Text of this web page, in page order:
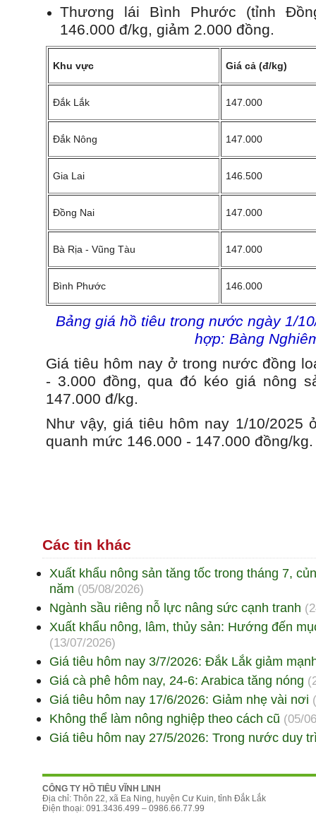
Thương lái Bình Phước (tỉnh
146.000 đ/kg, giảm 2.000 đồng.
Khu vực Giá cả (đ/kg)
Đắk Lắk 147.000
Đắk Nông 147.000
Gia Lai 146.500
Đồng Nai 147.000
Bà Rịa - Vũng Tàu 147.000
Bình Phước 146.000
Bảng giá hồ tiêu trong nước ngày 1/
hợp: Bàng
Giá tiêu hôm nay ở trong nước đồng
- 3.000 đồng, qua đó kéo giá nông
147.000 đ/kg.
Như vậy, giá tiêu hôm nay 1/10/2025
quanh mức 146.000 - 147.000 đồng/kg.
Các tin khác
Xuất khẩu nông sản tăng tốc trong tháng 7,
năm (05/08/2026)
Ngành sầu riêng nỗ lực nâng sức cạnh tranh
Xuất khẩu nông, lâm, thủy sản: Hướng đến
(13/07/2026)
Giá tiêu hôm nay 3/7/2026: Đắk Lắk giảm
Giá cà phê hôm nay, 24-6: Arabica tăng nóng
Giá tiêu hôm nay 17/6/2026: Giảm nhẹ vài nơi
Không thể làm nông nghiệp theo cách cũ (05/
Giá tiêu hôm nay 27/5/2026: Trong nước duy
CÔNG TY HỒ TIÊU VĨNH LINH
Địa chỉ: Thôn 22, xã Ea Ning, huyện Cư Kuin, tỉnh Đắk Lắk
Điện thoại: 091.3436.499 – 0986.66.77.99